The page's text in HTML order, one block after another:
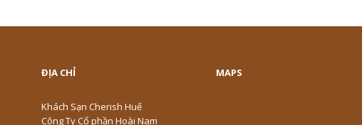
ĐỊA CHỈ
Khách Sạn Cherish Huế
Công Ty Cổ phần Hoài Nam
MAPS